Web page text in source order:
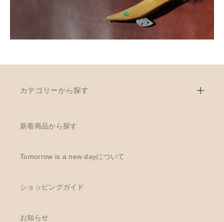
カテゴリーから探す
新着商品から探す
Tomorrow is a new dayについて
ショッピングガイド
お知らせ